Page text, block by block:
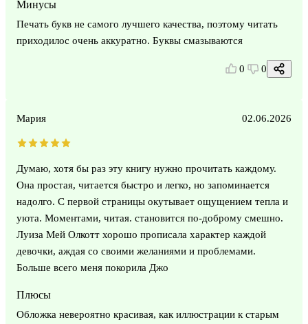
Минусы
Печать букв не самого лучшего качества, поэтому читать
приходилос очень аккуратно. Буквы смазываются
0 0
Мария 02.06.2026
Думаю, хотя бы раз эту книгу нужно прочитать каждому.
Она простая, читается быстро и легко, но запоминается
надолго. С первой страницы окутывает ощущением тепла и
уюта. Моментами, читая. становится по-доброму смешно.
Луиза Мей Олкотт хорошо прописала характер каждой
девочки, аждая со своими желаниями и проблемами.
Больше всего меня покорила Джо
Плюсы
Обложка невероятно красивая, как иллюстрации к старым